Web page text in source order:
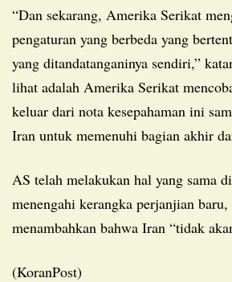
“Dan sekarang, Amerika Serikat menginginkan
pengaturan yang berbeda yang
yang ditandatanganinya sendiri,”
lihat adalah Amerika Serikat
keluar dari nota kesepahaman ini
Iran untuk memenuhi bagian akhir
AS telah melakukan hal yang sama di Lebanon dengan
menengahi kerangka perjanjian baru,
menambahkan bahwa Iran “tidak
(KoranPost)